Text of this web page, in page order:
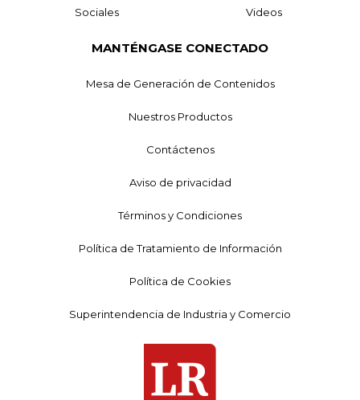
Sociales Videos
MANTÉNGASE CONECTADO
Mesa de Generación de Contenidos
Nuestros Productos
Contáctenos
Aviso de privacidad
Términos y Condiciones
Política de Tratamiento de Información
Política de Cookies
Superintendencia de Industria y Comercio